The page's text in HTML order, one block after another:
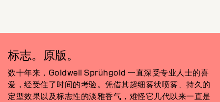
标志。原版。
数十年来，Goldwell Sprühgold 一直深受专业人士的喜
爱，经受住了时间的考验。凭借其超细雾状喷雾、持久的
定型效果以及标志性的淡雅香气，难怪它几代以来一直是